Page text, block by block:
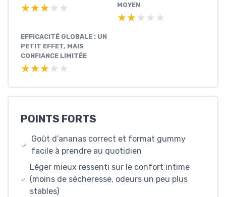
★★★★★
★★★★★
MOYEN
★★★★★
★★★★★
EFFICACITÉ GLOBALE : UN
PETIT EFFET, MAIS
CONFIANCE LIMITÉE
★★★★★
★★★★★
POINTS FORTS
Goût d’ananas correct et format gummy
facile à prendre au quotidien
Léger mieux ressenti sur le confort intime
(moins de sécheresse, odeurs un peu plus
stables)